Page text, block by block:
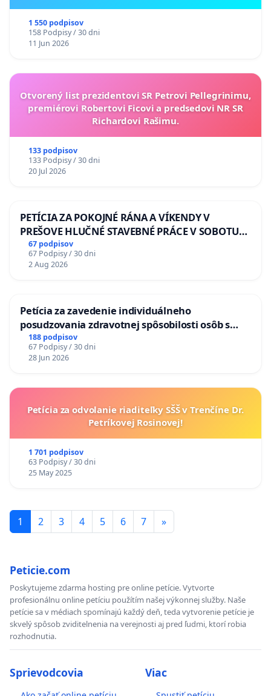
1 550 podpisov
158 Podpisy / 30 dni
11 Jun 2026
Otvorený list prezidentovi SR Petrovi Pellegrinimu,
premiérovi Robertovi Ficovi a predsedovi NR SR
Richardovi Rašimu.
133 podpisov
133 Podpisy / 30 dni
20 Jul 2026
PETÍCIA ZA POKOJNÉ RÁNA A VÍKENDY V
PREŠOVE HLUČNÉ STAVEBNÉ PRÁCE V SOBOTU
LEN OD 9.00 DO 13.00 HOD., CEZ PRACOVNÝ
TÝŽDEŇ CIEĽ 8.00 – 18.00 HOD. A PRAVIDELNÁ
KONTROLA STAVBY C-AREA NA
67 podpisov
67 Podpisy / 30 dni
2 Aug 2026
Petícia za zavedenie individuálneho
posudzovania zdravotnej spôsobilosti osôb s
diabetom 1. a 2. typu pri prijímaní do
Policajného zboru SR
188 podpisov
67 Podpisy / 30 dni
28 Jun 2026
Petícia za odvolanie riaditeľky SŠŠ v Trenčíne Dr.
Petríkovej Rosinovej!
1 701 podpisov
63 Podpisy / 30 dni
25 May 2025
1 2 3 4 5 6 7 »
Peticie.com
Poskytujeme zdarma hosting pre online petície. Vytvorte
profesionálnu online petíciu použítím našej výkonnej služby. Naše
petície sa v médiach spomínajú každý deň, teda vytvorenie petície je
skvelý spôsob zviditelnenia na verejnosti aj pred ľudmi, ktorí robia
rozhodnutia.
Sprievodcovia Viac